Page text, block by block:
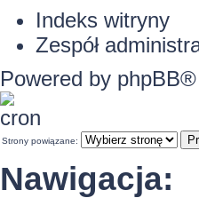
Indeks witryny
Zespół
Powered by phpBB®
Strony powiązane:
Nawigacja: